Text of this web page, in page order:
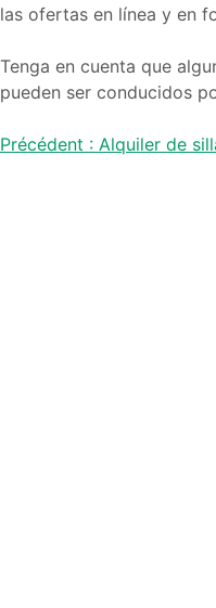
las ofertas en línea y en
Tenga en cuenta que
pueden ser conducidos
Navegación
Précédent : Alquiler de